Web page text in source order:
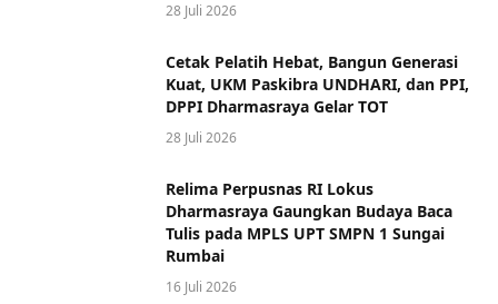
28 Juli 2026
Cetak Pelatih Hebat, Bangun Generasi
Kuat, UKM Paskibra UNDHARI, dan PPI,
DPPI Dharmasraya Gelar TOT
28 Juli 2026
Relima Perpusnas RI Lokus
Dharmasraya Gaungkan Budaya Baca
Tulis pada MPLS UPT SMPN 1 Sungai
Rumbai
16 Juli 2026